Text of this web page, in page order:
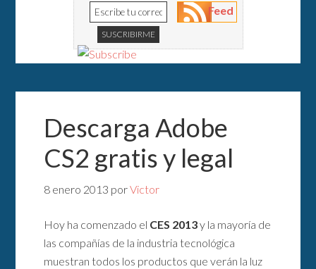
Feed
Descarga Adobe
CS2 gratis y legal
8 enero 2013 porVictor
Hoy ha comenzado el CES 2013y la mayoría de
las compañías de la industria tecnológica
muestran todos los productos que verán la luz